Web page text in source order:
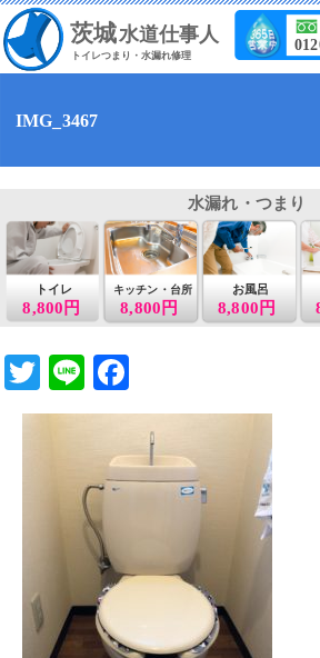
茨城水道仕事人
トイレつまり・水漏れ修理
IMG_3467
8,800円
トイレ
8,800円
キッチン・台所 お風呂
8,800円
水漏れ・つまり
T
wi
Li
n a
c
e
o
k